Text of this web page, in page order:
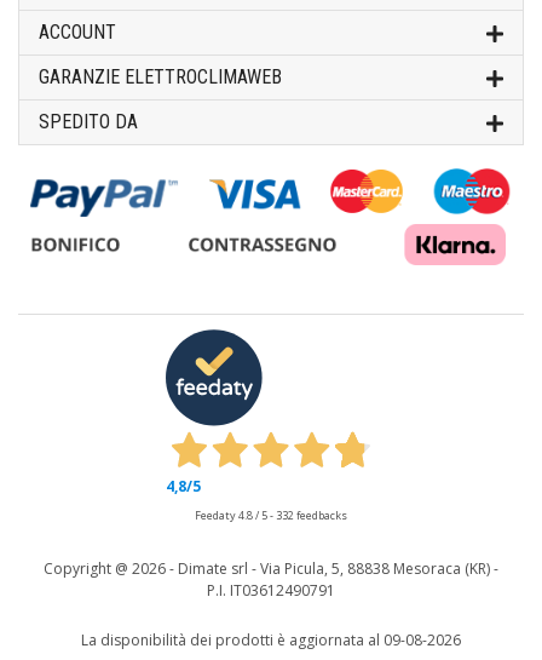
ACCOUNT
GARANZIE ELETTROCLIMAWEB
SPEDITO DA
Copyright @ 2026 - Dimate srl - Via Picula, 5, 88838 Mesoraca (KR) -
P.I. IT03612490791
La disponibilità dei prodotti è aggiornata al 09-08-2026
4,8/5
Feedaty4.8/ 5- 332 feedbacks